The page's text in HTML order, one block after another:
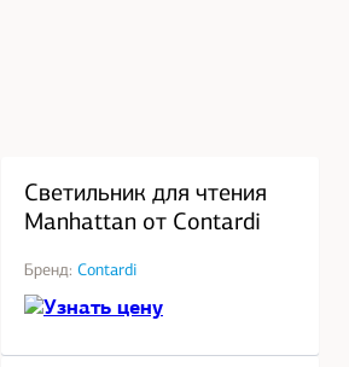
Светильник для чтения
Manhattan от Contardi
Бренд: Contardi
Узнать цену